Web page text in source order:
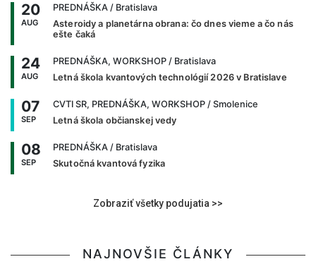
20
AUG
PREDNÁŠKA / Bratislava
Asteroidy a planetárna obrana: čo dnes vieme a čo nás
ešte čaká
24
AUG
PREDNÁŠKA, WORKSHOP / Bratislava
Letná škola kvantových technológií 2026 v Bratislave
07
SEP
CVTI SR, PREDNÁŠKA, WORKSHOP / Smolenice
Letná škola občianskej vedy
08
SEP
PREDNÁŠKA / Bratislava
Skutočná kvantová fyzika
Zobraziť všetky podujatia >>
NAJNOVŠIE ČLÁNKY